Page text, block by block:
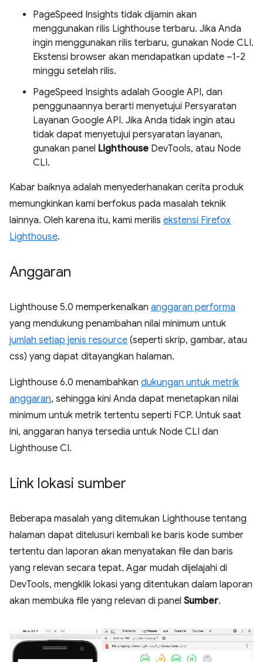
PageSpeed Insights tidak dijamin akan
menggunakan rilis Lighthouse terbaru. Jika Anda
ingin menggunakan rilis terbaru, gunakan Node CLI.
Ekstensi browser akan mendapatkan update ~1-2
minggu setelah rilis.
PageSpeed Insights adalah Google API, dan
penggunaannya berarti menyetujui Persyaratan
Layanan Google API. Jika Anda tidak ingin atau
tidak dapat menyetujui persyaratan layanan,
gunakan panel Lighthouse DevTools, atau Node
CLI.
Kabar baiknya adalah menyederhanakan cerita produk
memungkinkan kami berfokus pada masalah teknik
lainnya. Oleh karena itu, kami merilis ekstensi Firefox
Lighthouse.
Anggaran
Lighthouse 5.0 memperkenalkan anggaran performa
yang mendukung penambahan nilai minimum untuk
jumlah setiap jenis resource (seperti skrip, gambar, atau
css) yang dapat ditayangkan halaman.
Lighthouse 6.0 menambahkan dukungan untuk metrik
anggaran, sehingga kini Anda dapat menetapkan nilai
minimum untuk metrik tertentu seperti FCP. Untuk saat
ini, anggaran hanya tersedia untuk Node CLI dan
Lighthouse CI.
Link lokasi sumber
Beberapa masalah yang ditemukan Lighthouse tentang
halaman dapat ditelusuri kembali ke baris kode sumber
tertentu dan laporan akan menyatakan file dan baris
yang relevan secara tepat. Agar mudah dijelajahi di
DevTools, mengklik lokasi yang ditentukan dalam laporan
akan membuka file yang relevan di panel Sumber.